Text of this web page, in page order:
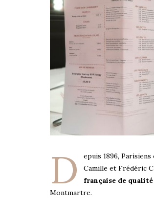
D epuis 1896,
Camille et Frédéric
française de
Montmartre.